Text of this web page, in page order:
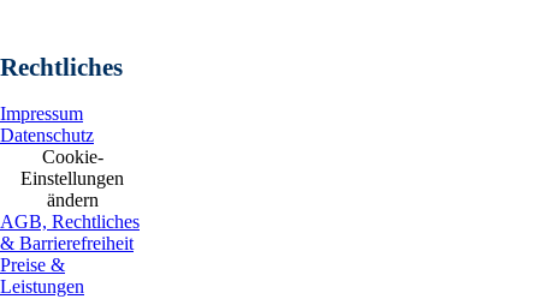
Rechtliches
Impressum
Datenschutz
Cookie-
Einstellungen
ändern
AGB, Rechtliches
& Barrierefreiheit
Preise &
Leistungen